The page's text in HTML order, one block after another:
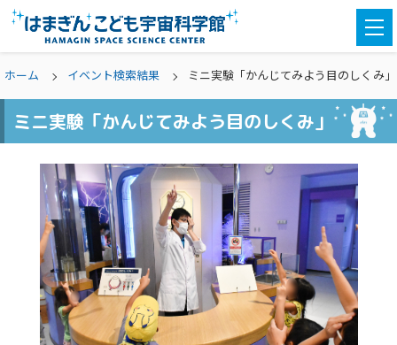
ホーム イベント検索結果 ミニ実験「かんじてみよう目のしくみ」
ミニ実験「かんじてみよう目のしくみ」